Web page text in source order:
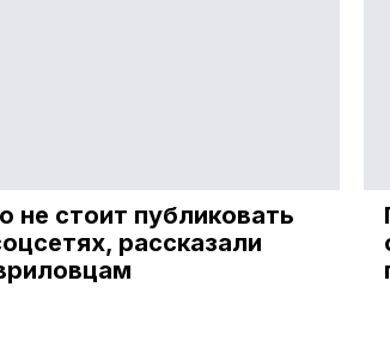
не стоит публиковать
рассказали